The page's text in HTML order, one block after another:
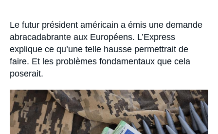
Accroche
Le futur président américain a émis une demande
abracadabrante aux Européens. L’Express
explique ce qu’une telle hausse permettrait de
faire. Et les problèmes fondamentaux que cela
poserait.
Image
principale
médiatique